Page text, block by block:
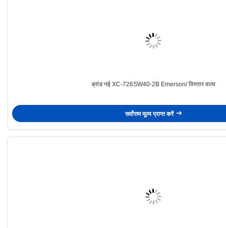
ब्रांड नई XC-726SW40-2B Emerson/ विस्तार वाल्व
सर्वोत्तम मूल्य प्राप्त करें